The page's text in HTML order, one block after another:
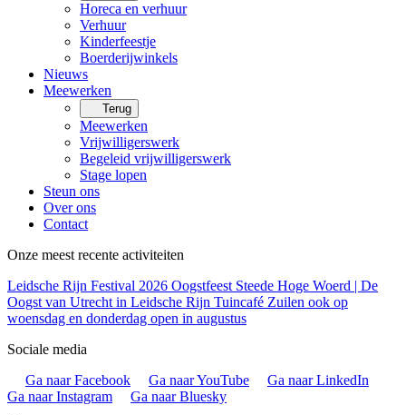
Horeca en verhuur
Verhuur
Kinderfeestje
Boerderijwinkels
Nieuws
Meewerken
Terug
Meewerken
Vrijwilligerswerk
Begeleid vrijwilligerswerk
Stage lopen
Steun ons
Over ons
Contact
Onze meest recente activiteiten
Leidsche Rijn Festival 2026 Oogstfeest Steede Hoge Woerd | De
Oogst van Utrecht in Leidsche Rijn Tuincafé Zuilen ook op
woensdag en donderdag open in augustus
Sociale media
Ga naar Facebook
Ga naar YouTube
Ga naar LinkedIn
Ga naar Instagram
Ga naar Bluesky